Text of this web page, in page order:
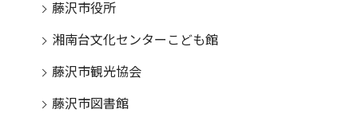
藤沢市役所
湘南台文化センターこども館
藤沢市観光協会
藤沢市図書館